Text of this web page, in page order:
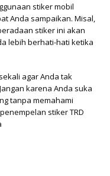
stiker mobil
Anda sampaikan. Misal,
stiker ini akan
lebih berhati-hati ketika
agar Anda tak
karena Anda suka
tanpa memahami
stiker TRD